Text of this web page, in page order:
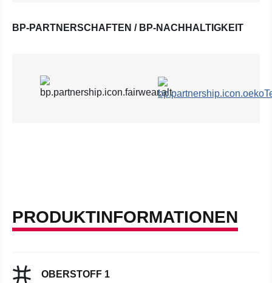
BP-PARTNERSCHAFTEN / BP-NACHHALTIGKEIT
PRODUKTINFORMATIONEN
OBERSTOFF 1